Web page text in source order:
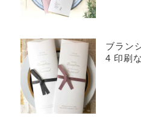
ブラン
4 印刷